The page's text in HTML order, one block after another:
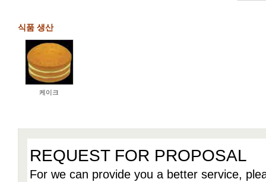
식품 생산
케이크